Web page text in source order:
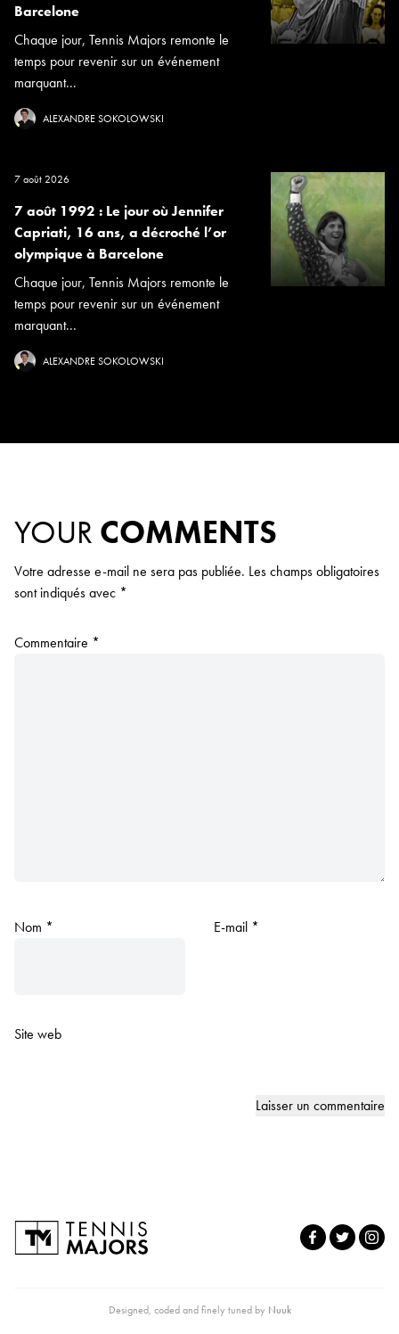
Barcelone
Chaque jour, Tennis Majors remonte le
temps pour revenir sur un événement
marquant...
ALEXANDRE SOKOLOWSKI
7 août 2026
7 août 1992 : Le jour où Jennifer
Capriati, 16 ans, a décroché l’or
olympique à Barcelone
Chaque jour, Tennis Majors remonte le
temps pour revenir sur un événement
marquant...
ALEXANDRE SOKOLOWSKI
YOUR COMMENTS
Votre adresse e-mail ne sera pas publiée. Les champs obligatoires
sont indiqués avec *
Commentaire *
Nom * E-mail *
Site web
Designed, coded and finely tuned by Nuuk